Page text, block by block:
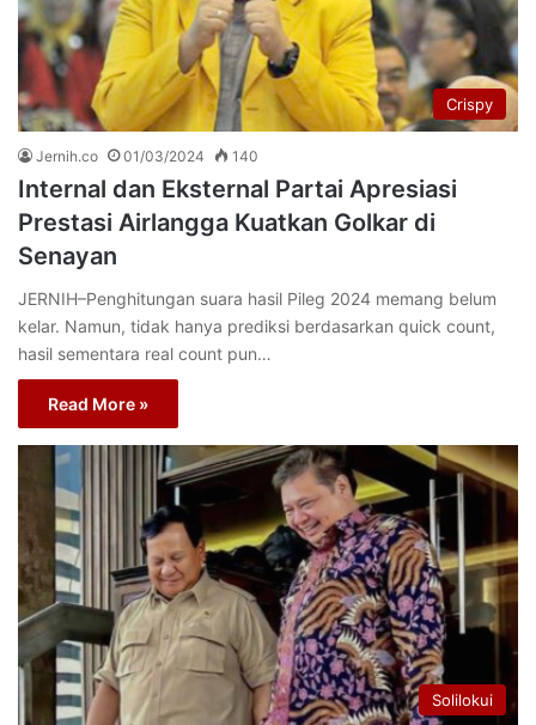
Crispy
Jernih.co 01/03/2024 140
Internal dan Eksternal Partai Apresiasi
Prestasi Airlangga Kuatkan Golkar di
Senayan
JERNIH–Penghitungan suara hasil Pileg 2024 memang belum
kelar. Namun, tidak hanya prediksi berdasarkan quick count,
hasil sementara real count pun…
Read More »
Solilokui